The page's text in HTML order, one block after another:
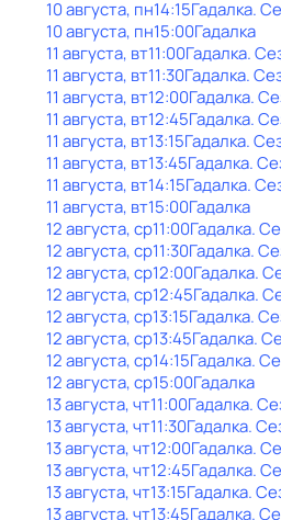
10 августа, пн14:15Гадaлкa.
10 августа, пн15:00Гадaлкa
11 августа, вт11:00Гадaлкa.
11 августа, вт11:30Гадaлкa.
11 августа, вт12:00Гадaлкa.
11 августа, вт12:45Гадaлкa.
11 августа, вт13:15Гадaлкa.
11 августа, вт13:45Гадaлкa.
11 августа, вт14:15Гадaлкa.
11 августа, вт15:00Гадaлкa
12 августа, ср11:00Гадaлкa.
12 августа, ср11:30Гадaлкa.
12 августа, ср12:00Гадaлкa.
12 августа, ср12:45Гадaлкa.
12 августа, ср13:15Гадaлкa.
12 августа, ср13:45Гадaлкa.
12 августа, ср14:15Гадaлкa.
12 августа, ср15:00Гадaлкa
13 августа, чт11:00Гадaлкa.
13 августа, чт11:30Гадaлкa.
13 августа, чт12:00Гадaлкa.
13 августа, чт12:45Гадaлкa.
13 августа, чт13:15Гадaлкa.
13 августа, чт13:45Гадaлкa.